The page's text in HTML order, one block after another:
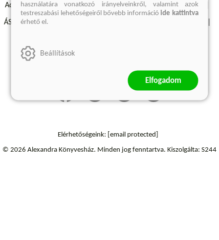
Adatvédelmi szabályzatok Elállási felmondási nyilatkozat
ÁSZF - Vásárlási feltételek
Szállítási információk
Elérhetőségeink: [email protected]
© 2026 Alexandra Könyvesház. Minden jog fenntartva. Kiszolgálta: S244
használatára vonatkozó irányelveinkről, valamint azok
testreszabási lehetőségeiről bővebb információide kattintva
érhető el.
Beállítások
Elfogadom